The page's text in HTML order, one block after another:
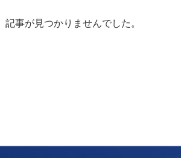
記事が見つかりませんでした。